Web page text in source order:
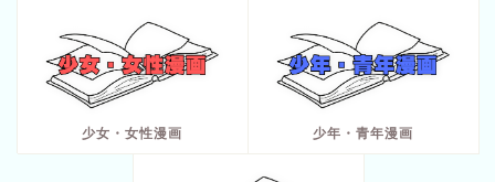
少女・女性漫画 少年・青年漫画